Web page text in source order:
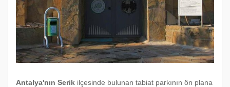
Antalya'nın Serik ilçesinde bulunan tabiat parkının ön plana